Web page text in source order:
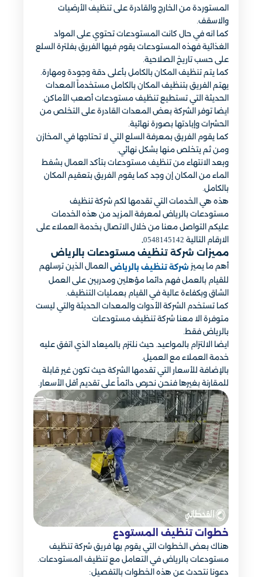
المستوردة من الخارج والقادرة على تنظيف الأرضيات
والاسقف.
كما انه في حال كانت المستودعات تحتوي على المواد
الغذائية فهذه المستودعات يقوم فيها الفريق بفلترة السلع
على حسب تاريخ الصلاحية.
كما يتم تنظيف المكان بالكامل بأعلى دقة وجودة ومهارة.
يهتم الفريق بتنظيف المكان بالكامل مستخدماً المعدات
الحديثة التي تستطيع تنظيف مستودعات أصعب الأماكن.
ايضا توفر الشركة بعض المعدات القادرة على التخلص من
الحشرات وإبادتها بصورة نهائية.
كما يقوم الفريق بمعرفة السلع التي لا تحتاجها في المخازن
ومن ثم يتخلص منها بشكل نهائي.
وبعد الانتهاء من تنظيف مستودعات بتأكد العمال بشفط
الماء من المكان إن وجد كما يقوم الفريق بتعقيم المكان
بالكامل.
هذه هي الخدمات التي تقدمها لكم شركة تنظيف
مستودعات بالرياض لمعرفة المزيد من هذه الخدمات
عليكم التواصل معنا من خلال الاتصال بخدمة العملاء على
الارقام التالية 0548145142
.
مميزات شركة تنظيف مستودعات بالرياض
أهم ما يميز شركة تنظيف بالرياض العمال الذين ترسلهم
للقيام بالعمل فهم دائما مؤهلين ومدربين على العمل
الشاق وبكفاءة عالية في القيام بعمليات التنظيف.
كما تستخدم الشركة الأدوات والمعدات الحديثة والتي ليست
متوفرة الا معنا شركة تنظيف مستودعات
بالرياض فقط.
ايضا الالتزام بالمواعيد. حيث نلتزم بالميعاد الذي اتفق عليه
خدمة العملاء مع العميل.
بالإضافة للأسعار التي تقدمها الشركة حيث تكون غير قابلة
للمقارنة بغيرها فنحن نحرص دائماً على تقديم أقل الأسعار.
خطوات تنظيف المستودع
هناك بعض الخطوات التي يقوم بها فريق شركة تنظيف
مستودعات بالرياض في التعامل مع تنظيف المستودعات.
دعونا نتحدث عن هذه الخطوات بالتفصيل: